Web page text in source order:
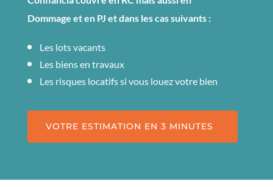
Dommage et en PJ et dans les cas suivants :
Les lots vacants
Les biens en travaux
Les risques locatifs si vous louez votre bien
VOTRE ESTIMATION EN 3 MINUTES